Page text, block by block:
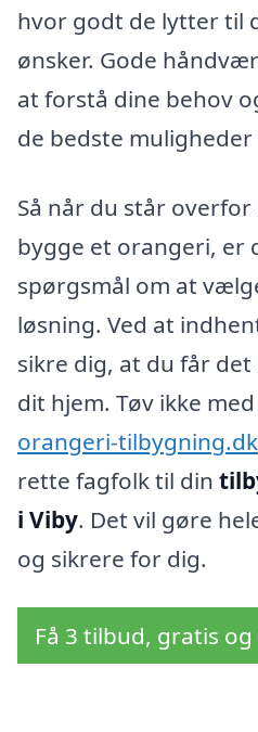
hvor godt de lytter til
ønsker. Gode
at forstå dine behov
de bedste
Så når du står
bygge et orangeri, er
spørgsmål om at
løsning. Ved at
sikre dig, at du får
dit hjem. Tøv ikke
orangeri-tilbygning.dk
rette fagfolk til din
i Viby. Det vil gøre
og sikrere for dig.
Få 3 tilbud, gratis